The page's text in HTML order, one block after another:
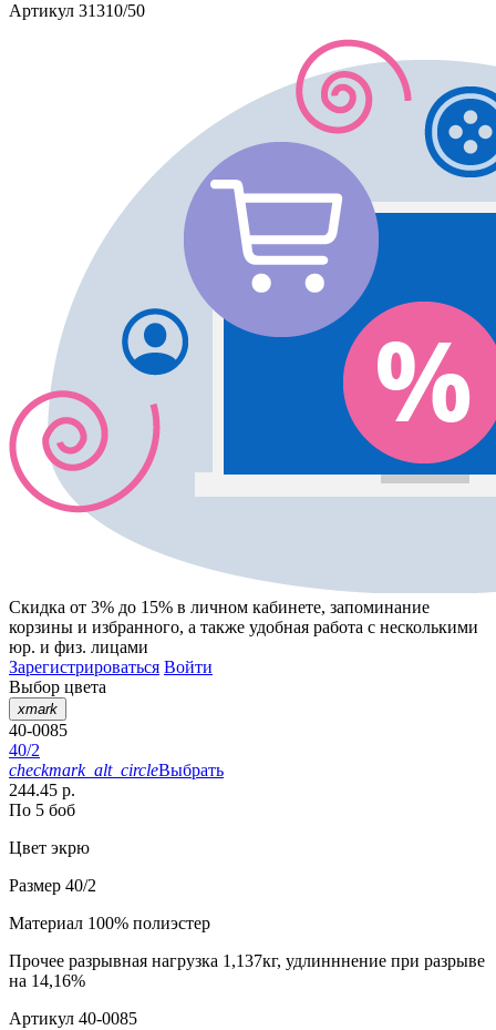
Артикул 31310/50
Скидка от 3% до 15% в личном кабинете, запоминание
корзины и избранного, а также удобная работа с несколькими
юр. и физ. лицами
Зарегистрироваться Войти
Выбор цвета
xmark
40-0085
40/2
checkmark_alt_circleВыбрать
244.45 р.
По 5 боб
Цвет экрю
Размер 40/2
Материал 100% полиэстер
Прочее разрывная нагрузка 1,137кг, удлинннение при разрыве
на 14,16%
Артикул 40-0085